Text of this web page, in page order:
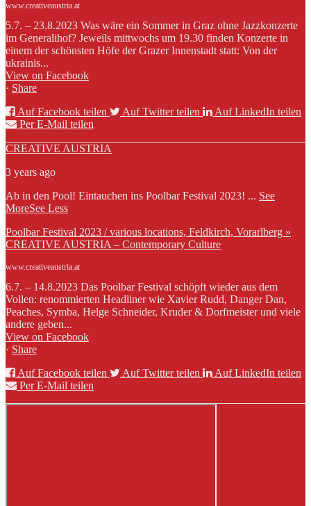
www.creativeaustria.at
5.7. – 23.8.2023 Was wäre ein Sommer in Graz ohne Jazzkonzerte
im Generalihof? Jeweils mittwochs um 19.30 finden Konzerte in
einem der schönsten Höfe der Grazer Innenstadt statt: Von der
ukrainis...
View on Facebook
· Share
Auf Facebook teilen
Auf Twitter teilen
Auf LinkedIn teilen
Per E-Mail teilen
CREATIVE AUSTRIA
3 years ago
Ab in den Pool! Eintauchen ins Poolbar Festival 2023! ... See
MoreSee Less
Poolbar Festival 2023 / various locations, Feldkirch, Vorarlberg »
CREATIVE AUSTRIA – Contemporary Culture
www.creativeaustria.at
6.7. – 14.8.2023 Das Poolbar Festival schöpft wieder aus dem
Vollen: renommierten Headliner wie Xavier Rudd, Danger Dan,
Peaches, Symba, Helge Schneider, Kruder & Dorfmeister und viele
andere geben...
View on Facebook
· Share
Auf Facebook teilen
Auf Twitter teilen
Auf LinkedIn teilen
Per E-Mail teilen